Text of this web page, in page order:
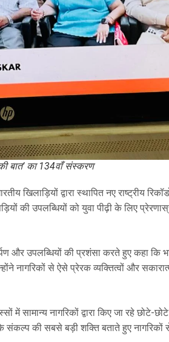
बात’ का 134वाँ संस्करण
खिलाड़ियों द्वारा स्थापित नए राष्ट्रीय
की उपलब्धियों को युवा पीढ़ी के लिए
और उपलब्धियों की प्रशंसा करते हुए कहा कि
नागरिकों से ऐसे प्रेरक व्यक्तित्वों और
सामान्य नागरिकों द्वारा किए जा रहे छोटे-
की सबसे बड़ी शक्ति बताते हुए नागरिकों से